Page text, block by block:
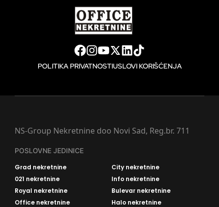
POLITIKA PRIVATNOSTIUSLOVI KORIŠĆENJA
NS-Group Nekretnine doo Novi Sad, Reg.br. 711
POSLOVNE JEDINICE
Grad nekretnine
City nekretnine
021 nekretnine
Info nekretnine
Royal nekretnine
Bulevar nekretnine
Office nekretnine
Halo nekretnine